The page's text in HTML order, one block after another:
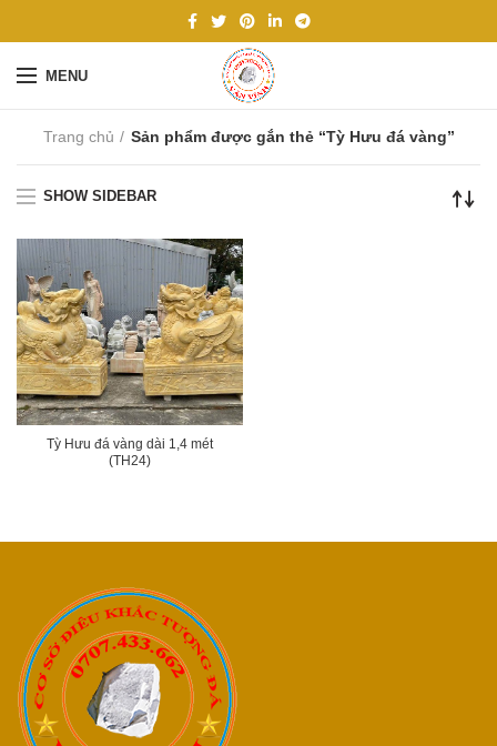
MENU
Trang chủ Sản phẩm được gắn thẻ “Tỳ Hưu đá vàng”
SHOW SIDEBAR
Tỳ Hưu đá vàng dài 1,4 mét
(TH24)